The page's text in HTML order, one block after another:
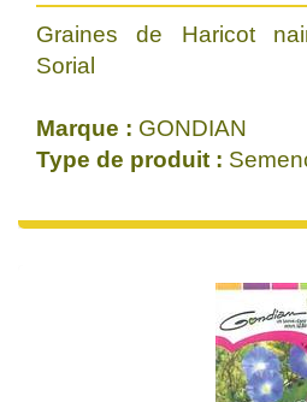
Graines de Haricot
Sorial
Marque : GONDIAN
Type de produit :